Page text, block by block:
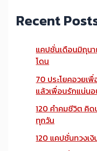
Recent
แคปชั่นเดือนมิถุน
โดน
70 ประโยคอวยเ
แล้วเพื่อนรักแน่น
120 คำคมชีวิต คิด
ทุกวัน
120 แคปชั่นทวงเ